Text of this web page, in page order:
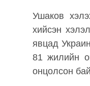
Ушаков
хийсэн
явцад
81 жилийн
онцолсон